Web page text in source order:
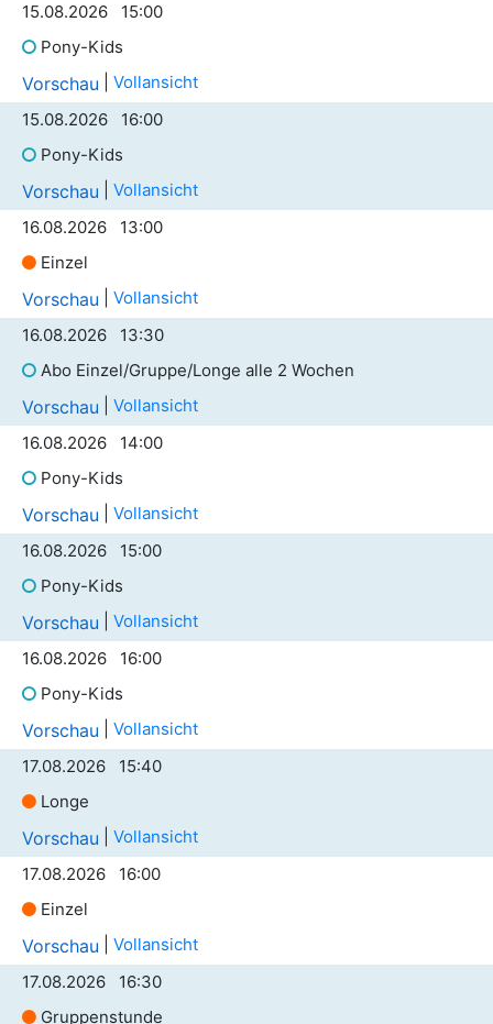
15.08.2026 15:00
Pony-Kids
Vorschau
Vollansicht
15.08.2026 16:00
Pony-Kids
Vorschau
Vollansicht
16.08.2026 13:00
Einzel
Vorschau
Vollansicht
16.08.2026 13:30
Abo Einzel/Gruppe/Longe alle 2 Wochen
Vorschau
Vollansicht
16.08.2026 14:00
Pony-Kids
Vorschau
Vollansicht
16.08.2026 15:00
Pony-Kids
Vorschau
Vollansicht
16.08.2026 16:00
Pony-Kids
Vorschau
Vollansicht
17.08.2026 15:40
Longe
Vorschau
Vollansicht
17.08.2026 16:00
Einzel
Vorschau
Vollansicht
17.08.2026 16:30
Gruppenstunde